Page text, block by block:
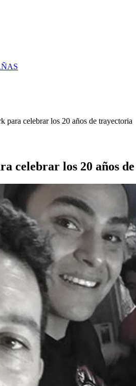
para celebrar los 20 años de trayectoria
celebrar los 20 años